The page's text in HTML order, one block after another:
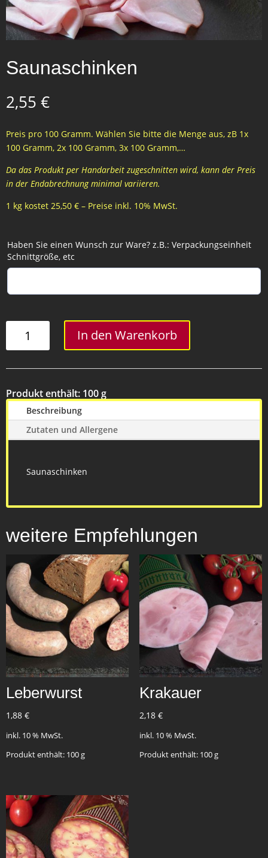
Saunaschinken
2,55 €
Preis pro 100 Gramm. Wählen Sie bitte die Menge aus, zB 1x
100 Gramm, 2x 100 Gramm, 3x 100 Gramm,…
Da das Produkt per Handarbeit zugeschnitten wird, kann der Preis
in der Endabrechnung minimal variieren.
1 kg kostet 25,50 € – Preise inkl. 10% MwSt.
Haben Sie einen Wunsch zur Ware? z.B.: Verpackungseinheit
Schnittgröße, etc
Menge
In den Warenkorb
Produkt enthält: 100g
Beschreibung
Zutaten und Allergene
Saunaschinken
weitere Empfehlungen
Leberwurst
1,88 €
inkl. 10 % MwSt.
Produkt enthält: 100g
Krakauer
2,18 €
inkl. 10 % MwSt.
Produkt enthält: 100g